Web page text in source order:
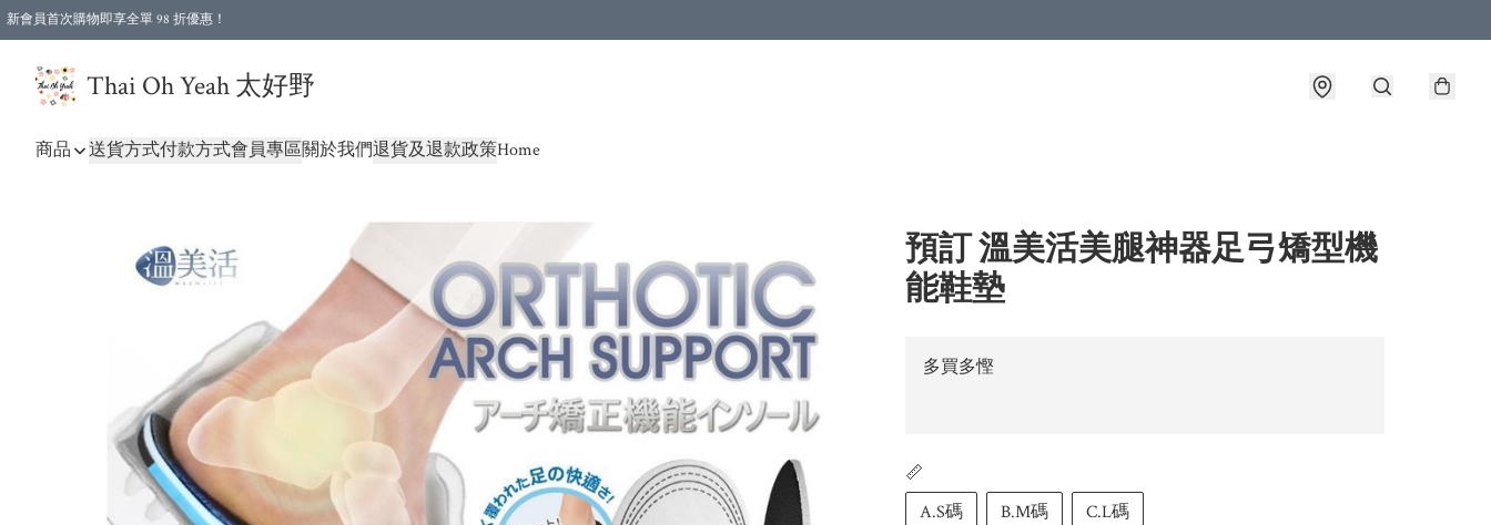
新會員首次購物即享全單 98 折優惠！
Thai Oh Yeah 太好野
商品 送貨方式付款方式會員專區關於我們退貨及退款政策Home
預訂 溫美活美腿神器足弓矯型機
能鞋墊
多買多慳
📏
A.S碼
B.M碼 C.L碼